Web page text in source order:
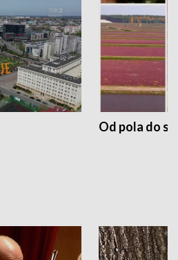
Od pola do